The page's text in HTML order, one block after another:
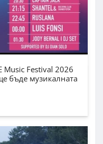
Music Festival 2026
бъде музикалната